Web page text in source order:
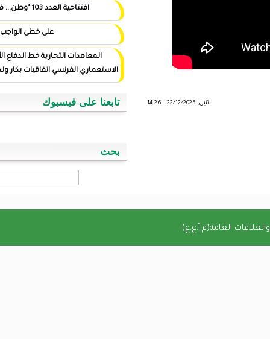
على خطى الواجب
المعاهدات التجارية خط الدفاع الأول ضد التوغل
الاستعماري الفرنسي اتفاقيات بكار ولد اسويداحمد نموذجا
تابعنا على فيسبوك